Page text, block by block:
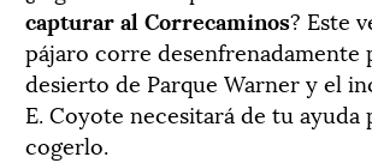
capturar al Correcaminos? Este
pájaro corre desenfrenadamente
desierto de Parque Warner y el
E. Coyote necesitará de tu ayuda
cogerlo.